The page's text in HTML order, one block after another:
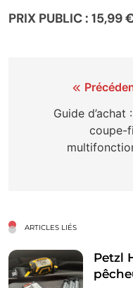
PRIX PUBLIC : 15,99
Navigation
l’article
Guide d’achat
coupe-
ARTICLES LIÉS
Petzl